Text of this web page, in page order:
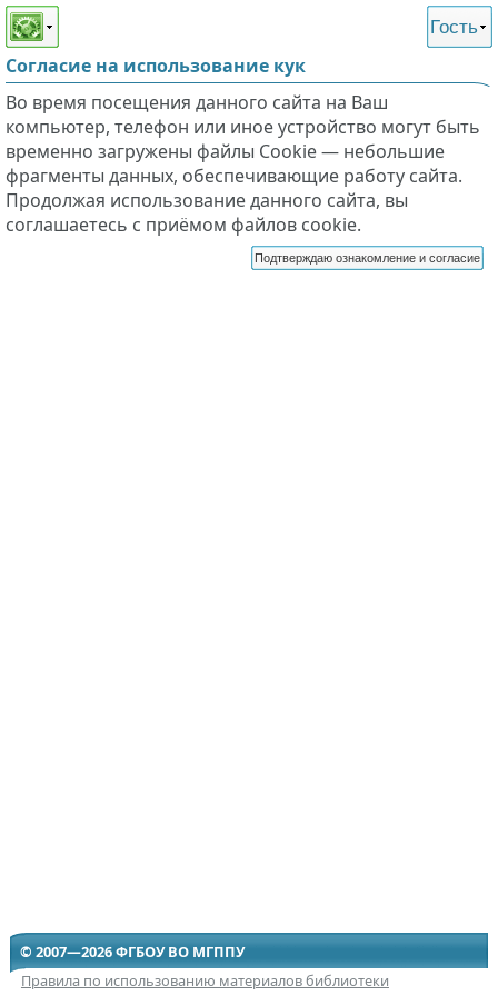
Этот сайт поддерживает
слабовидящих
Гость
Согласие на использование кук
Во время посещения данного сайта на Ваш
компьютер, телефон или иное устройство могут быть
временно загружены файлы Cookie — небольшие
фрагменты данных, обеспечивающие работу сайта.
Продолжая использование данного сайта, вы
соглашаетесь с приёмом файлов cookie.
Подтверждаю ознакомление и согласие
© 2007—2026 ФГБОУ ВО МГППУ
Правила по использованию материалов библиотеки